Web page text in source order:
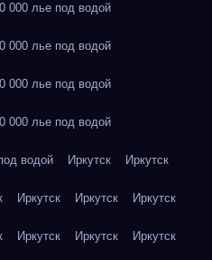
лье под водой
лье под водой
лье под водой
лье под водой
водой Иркутск Иркутск
Иркутск Иркутск Иркутск
Иркутск Иркутск Иркутск